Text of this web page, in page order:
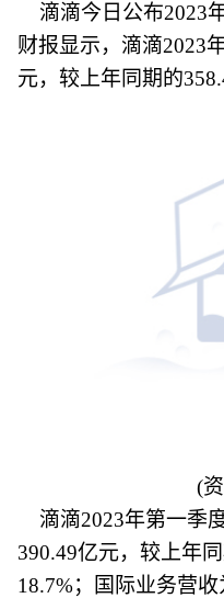
滴滴今日公布2023
财报显示，滴滴2023
元，较上年同期的
(
滴滴2023年第一季
390.49亿元，较上年
18.7%；国际业务营